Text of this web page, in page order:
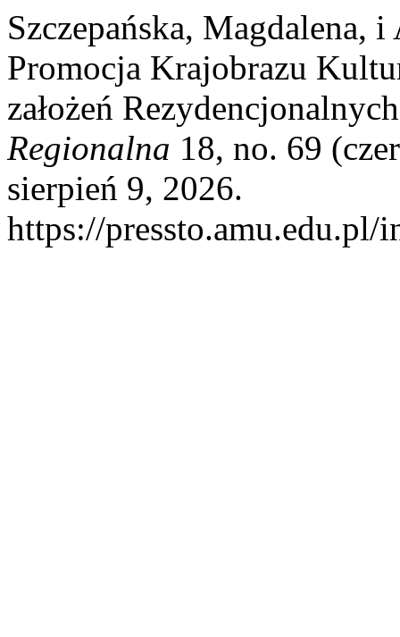
Szczepańska, Magdalena,
Promocja Krajobrazu
założeń
Regionalna 18, no. 69
sierpień 9, 2026.
https://